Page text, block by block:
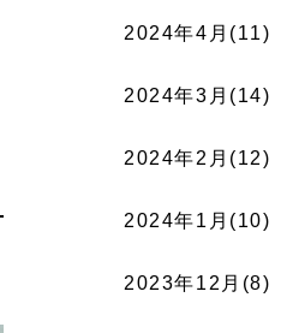
2024年4月(11)
2024年3月(14)
2024年2月(12)
2024年1月(10)
2023年12月(8)